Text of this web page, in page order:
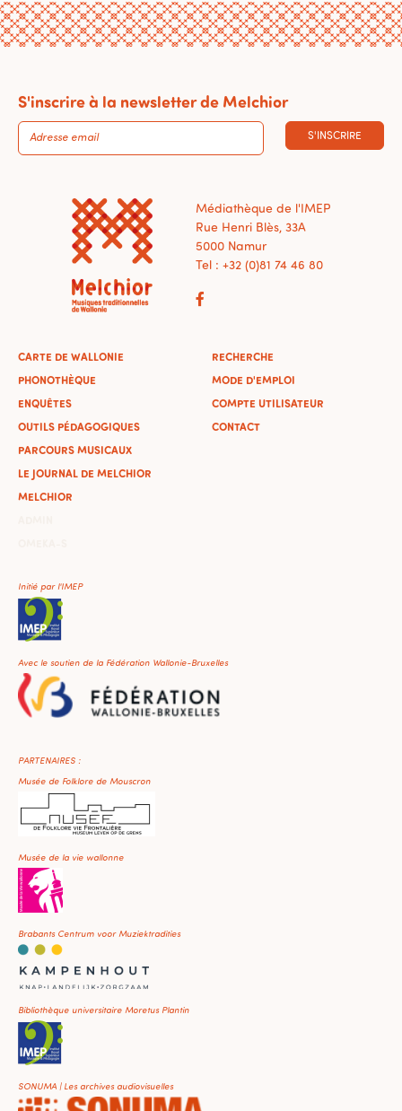
S'inscrire à la newsletter de Melchior
S'INSCRIRE
Médiathèque de l'IMEP
Rue Henri Blès, 33A
5000 Namur
Tel : +32 (0)81 74 46 80
CARTE DE WALLONIE
PHONOTHÈQUE
ENQUÊTES
OUTILS PÉDAGOGIQUES
PARCOURS MUSICAUX
LE JOURNAL DE MELCHIOR
MELCHIOR
RECHERCHE
MODE D'EMPLOI
COMPTE UTILISATEUR
CONTACT
Initié par l'IMEP
Avec le soutien de la Fédération Wallonie-Bruxelles
PARTENAIRES :
Musée de Folklore de Mouscron
Musée de la vie wallonne
Brabants Centrum voor Muziektradities
Bibliothèque universitaire Moretus Plantin
SONUMA | Les archives audiovisuelles